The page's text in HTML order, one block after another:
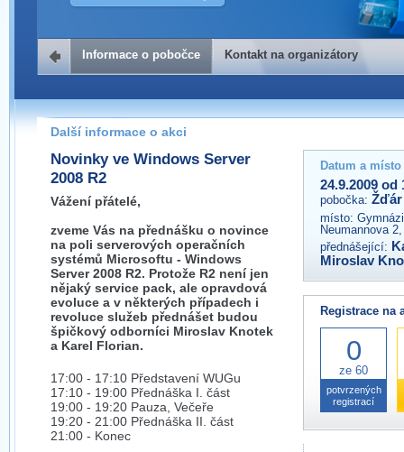
Kontakt na organizátory
Pokud máte jakýkoliv dotaz na organizátory této akce,
prosím neváhejte nás kontaktovat na e-mailu:
zdar@wug.cz
Informace o pobočce Kontakt na organizátory
Další informace o akci
Novinky ve Windows Server
2008 R2
Vážení přátelé,
zveme Vás na přednášku o novince
na poli serverových operačních
systémů Microsoftu - Windows
Server 2008 R2. Protože R2 není jen
nějaký service pack, ale opravdová
evoluce a v některých případech i
revoluce služeb přednášet budou
špičkový odborníci Miroslav Knotek
a Karel Florian.
17:00 - 17:10 Představení WUGu
17:10 - 19:00 Přednáška I. část
19:00 - 19:20 Pauza, Večeře
19:20 - 21:00 Přednáška II. část
21:00 - Konec
Datum a
24.9.2009 od
pobočka: Žďár
místo:
Neumannova
přednášející:
Miroslav
Registrace na
0
ze 60
potvrzených
registrací